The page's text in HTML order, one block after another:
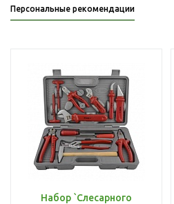
Персональные рекомендации
Набор `Слесарного